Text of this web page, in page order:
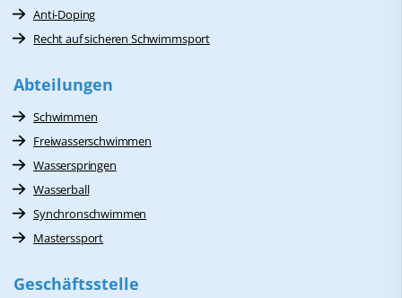
Anti-Doping
Recht auf sicheren Schwimmsport
Abteilungen
Schwimmen
Freiwasserschwimmen
Wasserspringen
Wasserball
Synchronschwimmen
Masterssport
Geschäftsstelle